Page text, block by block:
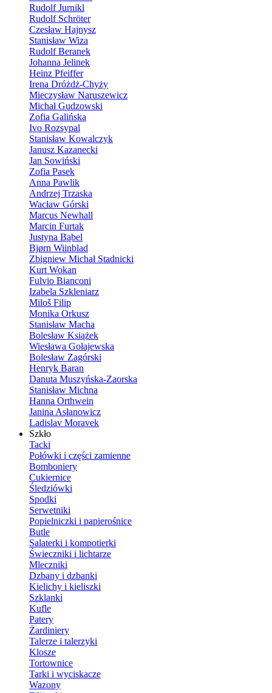
Rudolf Jurnikl
Rudolf Schröter
Czesław Hajnysz
Stanisław Wiza
Rudolf Beranek
Johanna Jelinek
Heinz Pfeiffer
Irena Dróżdż-Chyży
Mieczysław Naruszewicz
Michał Gudzowski
Zofia Galińska
Ivo Rozsypal
Stanisław Kowalczyk
Janusz Kazanecki
Jan Sowiński
Zofia Pasek
Anna Pawlik
Andrzej Trzaska
Wacław Górski
Marcus Newhall
Marcin Furtak
Justyna Bąbel
Bjørn Wiinblad
Zbigniew Michał Stadnicki
Kurt Wokan
Fulvio Bianconi
Izabela Szkleniarz
Miloš Filip
Monika Orkusz
Stanisław Macha
Bolesław Książek
Wiesława Gołajewska
Bolesław Zagórski
Henryk Baran
Danuta Muszyńska-Zaorska
Stanisław Michna
Hanna Orthwein
Janina Asłanowicz
Ladislav Moravek
Szkło
Tacki
Połówki i części zamienne
Bomboniery
Cukiernice
Śledziówki
Spodki
Serwetniki
Popielniczki i papierośnice
Butle
Salaterki i kompotierki
Świeczniki i lichtarze
Mleczniki
Dzbany i dzbanki
Kielichy i kieliszki
Szklanki
Kufle
Patery
Żardiniery
Talerze i talerzyki
Klosze
Tortownice
Tarki i wyciskacze
Wazony